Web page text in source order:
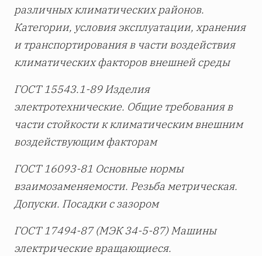
различных климатических районов.
Категории, условия эксплуатации, хранения
и транспортирования в части воздействия
климатических факторов внешней среды
ГОСТ 15543.1-89 Изделия
электротехнические. Общие требования в
части стойкости к климатическим внешним
воздействующим факторам
ГОСТ 16093-81 Основные нормы
взаимозаменяемости. Резьба метрическая.
Допуски. Посадки с зазором
ГОСТ 17494-87 (МЭК 34-5-87) Машины
электрические вращающиеся.